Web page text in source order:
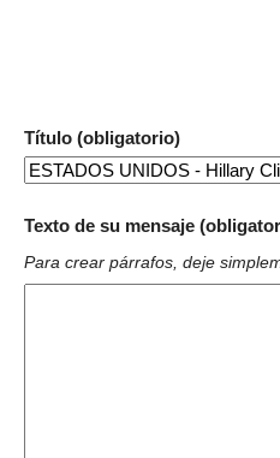
Título (obligatorio)
Texto de su mensaje
Para crear párrafos, deje